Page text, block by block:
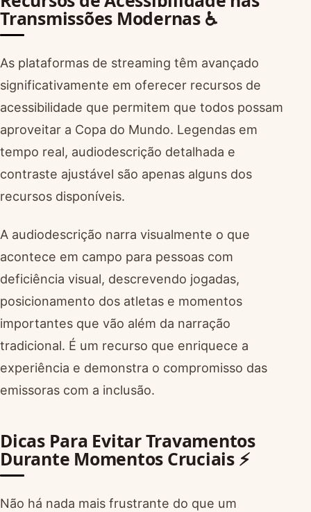
Transmissões Modernas ♿
As plataformas de streaming têm avançado
significativamente em oferecer recursos de
acessibilidade que permitem que todos possam
aproveitar a Copa do Mundo. Legendas em
tempo real, audiodescrição detalhada e
contraste ajustável são apenas alguns dos
recursos disponíveis.
A audiodescrição narra visualmente o que
acontece em campo para pessoas com
deficiência visual, descrevendo jogadas,
posicionamento dos atletas e momentos
importantes que vão além da narração
tradicional. É um recurso que enriquece a
experiência e demonstra o compromisso das
emissoras com a inclusão.
Dicas Para Evitar Travamentos
Durante Momentos Cruciais ⚡
Não há nada mais frustrante do que um